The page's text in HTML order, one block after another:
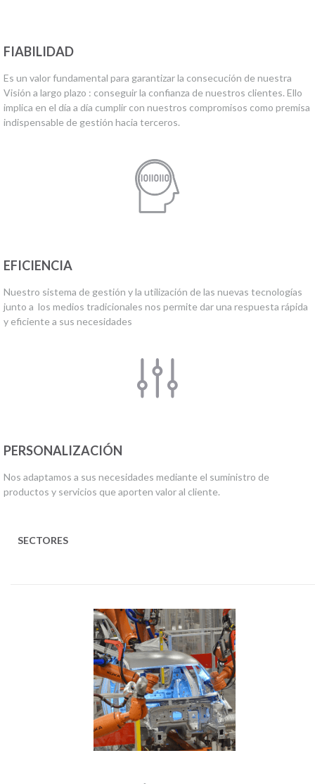
FIABILIDAD
Es un valor fundamental para garantizar la consecución de nuestra
Visión a largo plazo : conseguir la confianza de nuestros clientes. Ello
implica en el día a día cumplir con nuestros compromisos como premisa
indispensable de gestión hacia terceros.
EFICIENCIA
Nuestro sistema de gestión y la utilización de las nuevas tecnologías
junto a los medios tradicionales nos permite dar una respuesta rápida
y eficiente a sus necesidades
PERSONALIZACIÓN
Nos adaptamos a sus necesidades mediante el suministro de
productos y servicios que aporten valor al cliente.
SECTORES